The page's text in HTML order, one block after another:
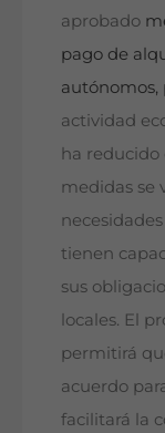
aprobado
pago de
autónomos,
actividad
ha reducido
medidas se
tienen
sus
locales. El
permitirá
acuerdo
facilitará la